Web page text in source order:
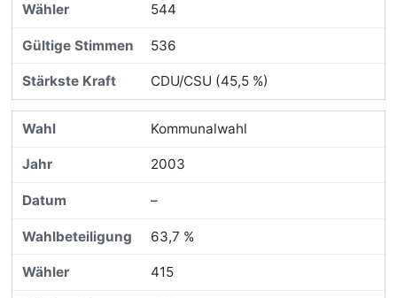
544
536
CDU/CSU (45,5 %)
Kommunalwahl
2003
–
63,7 %
415